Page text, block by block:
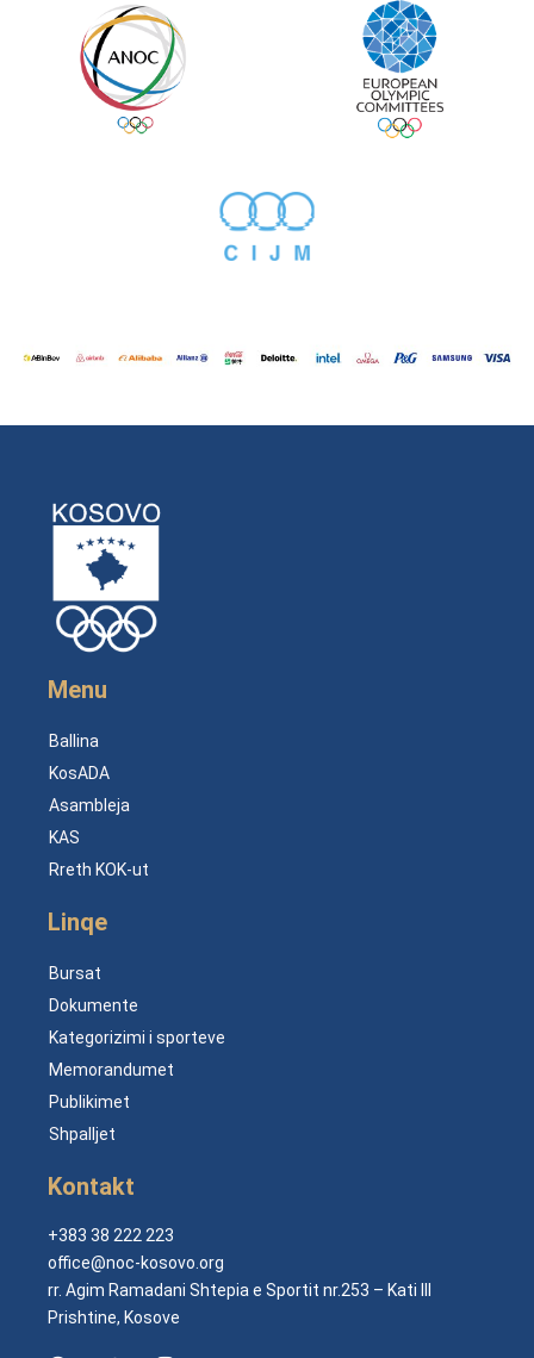
Menu
Ballina
KosADA
Asambleja
KAS
Rreth KOK-ut
Linqe
Bursat
Dokumente
Kategorizimi i sporteve
Memorandumet
Publikimet
Shpalljet
Kontakt
+383 38 222 223
office@noc-kosovo.org
rr. Agim Ramadani Shtepia e Sportit nr.253 – Kati III
Prishtine, Kosove